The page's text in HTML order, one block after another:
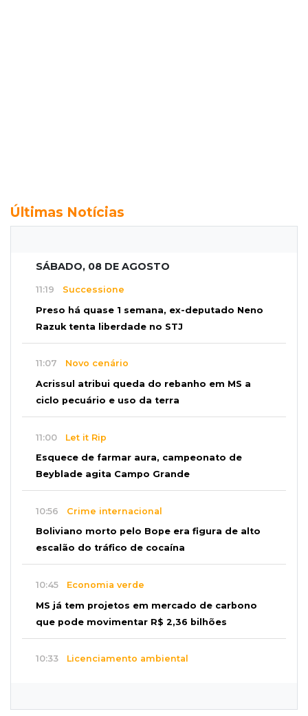
Últimas Notícias
SÁBADO, 08 DE AGOSTO
11:19 Successione
Preso há quase 1 semana, ex-deputado Neno
Razuk tenta liberdade no STJ
11:07 Novo cenário
Acrissul atribui queda do rebanho em MS a
ciclo pecuário e uso da terra
11:00 Let it Rip
Esquece de farmar aura, campeonato de
Beyblade agita Campo Grande
10:56 Crime internacional
Boliviano morto pelo Bope era figura de alto
escalão do tráfico de cocaína
10:45 Economia verde
MS já tem projetos em mercado de carbono
que pode movimentar R$ 2,36 bilhões
10:33 Licenciamento ambiental
Celulose